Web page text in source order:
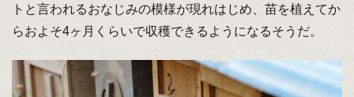
トと言われるおなじみの模様が現れはじめ、苗を植えてか
らおよそ4ヶ月くらいで収穫できるようになるそうだ。